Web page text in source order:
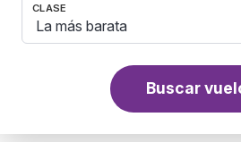
CLASE
Buscar